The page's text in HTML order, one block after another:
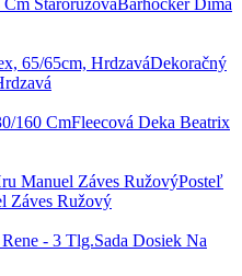
Dekoračný
Fleecová Deka Beatrix
Posteľ
Záves Ružový
Sada Dosiek Na